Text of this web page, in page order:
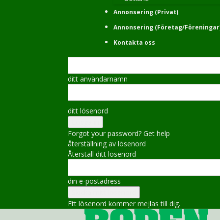
Annonsering (Privat)
Annonsering (Företag/
Kontakta oss
ditt användarnamn
ditt lösenord
Forgot your password? Get help
återställning av lösenord
Återställ ditt lösenord
din e-postadress
Ett lösenord kommer mejlas till dig.